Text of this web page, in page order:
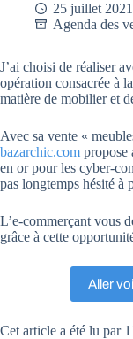
25 juillet 2021
Agenda des
J’ai choisi de réaliser
opération consacrée à
matière de mobilier et
Avec sa vente «
bazarchic.com propose
en or pour les cyber-
pas longtemps hésité à
L’e-commerçant vous
grâce à cette
Aller
Cet article a été lu par